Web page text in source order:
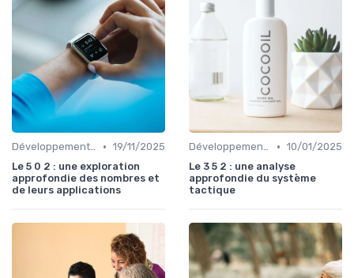
Développement Personnel • 19/11/2025
Le 5 0 2 : une exploration
approfondie des nombres et
de leurs applications
Développement Personnel • 10/01/2025
Le 3 5 2 : une analyse
approfondie du système
tactique